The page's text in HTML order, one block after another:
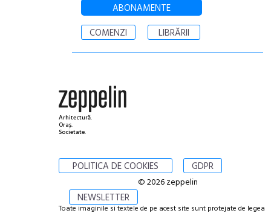
ABONAMENTE
COMENZI
LIBRĂRII
Arhitectură.
Oraș.
Societate.
POLITICA DE COOKIES GDPR
NEWSLETTER
© 2026 zeppelin
Toate imaginile si textele de pe acest site sunt protejate de legea